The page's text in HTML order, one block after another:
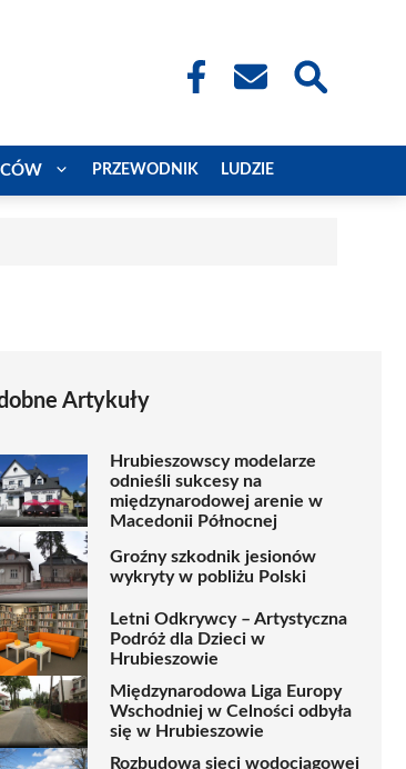
PRZEWODNIK LUDZIE
Artykuły
Hrubieszowscy modelarze
odnieśli sukcesy na
międzynarodowej arenie w
Macedonii Północnej
Groźny szkodnik jesionów
wykryty w pobliżu Polski
Letni Odkrywcy – Artystyczna
Podróż dla Dzieci w
Hrubieszowie
Międzynarodowa Liga Europy
Wschodniej w Celności odbyła
się w Hrubieszowie
Rozbudowa sieci wodociągowej